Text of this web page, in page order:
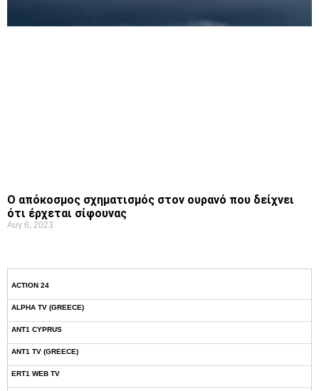
Ο απόκοσμος σχηματισμός στον ουρανό που δείχνει
ότι έρχεται σίφουνας
Αυγ 6, 2023
ACTION 24
ALPHA TV (GREECE)
ANT1 CYPRUS
ANT1 TV (GREECE)
ERT1 WEB TV